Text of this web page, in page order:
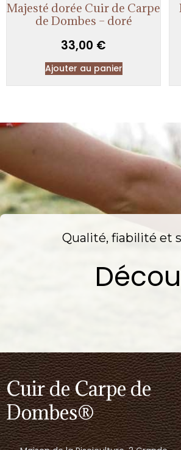
Majesté dorée Cuir de Carpe
de Dombes – doré
33,00 €
Ajouter au panier
Qualité, fiabilité et
Cuir de Carpe de
Dombes®